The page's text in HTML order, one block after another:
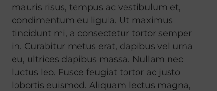
mauris risus, tempus ac vestibulum et,
condimentum eu ligula. Ut maximus
tincidunt mi, a consectetur tortor semper
in. Curabitur metus erat, dapibus vel urna
eu, ultrices dapibus massa. Nullam nec
luctus leo. Fusce feugiat tortor ac justo
lobortis euismod. Aliquam lectus magna,